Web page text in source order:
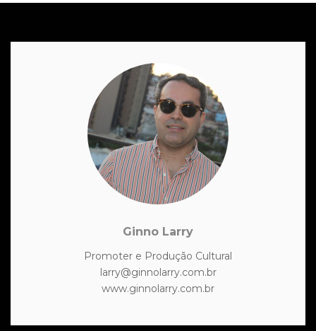
Ginno Larry
Promoter e Produção Cultural
larry@ginnolarry.com.br
www.ginnolarry.com.br